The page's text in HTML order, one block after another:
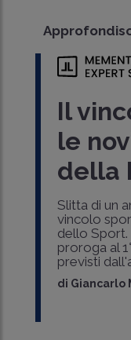
Il
le
della
Slitta di un
vincolo
dello Sport.
proroga al
previsti
di Giancarlo